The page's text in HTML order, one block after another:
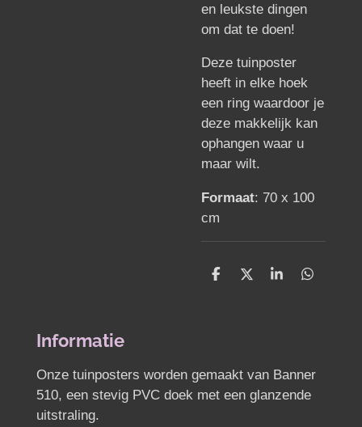
en leukste dingen
om dat te doen!
Deze tuinposter
heeft in elke hoek
een ring waardoor je
deze makkelijk kan
ophangen waar u
maar wilt.
Formaat: 70 x 100
cm
D
D
S
D
Informatie
Onze tuinposters worden gemaakt van Banner
510, een stevig PVC doek met een glanzende
uitstraling.